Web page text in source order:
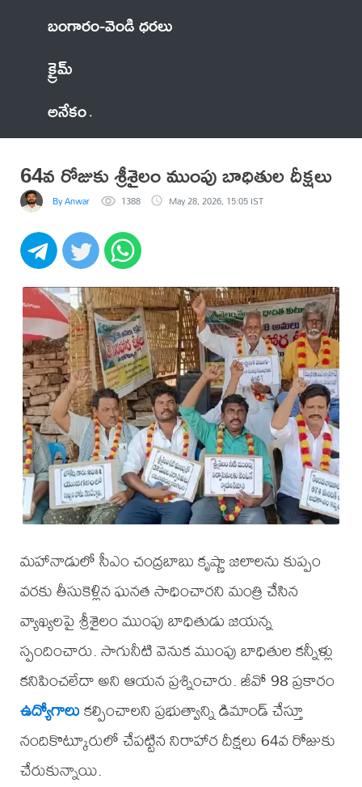
బంగారం-వెండి ధరలు
క్రైమ్
అనేకం
64వ రోజుకు శ్రీశైలం ముంపు బాధితుల దీక్షలు
By Anwar 1388 May 28, 2026, 15:05 IST
మహానాడులో సీఎం చంద్రబాబు కృష్ణా జలాలను కుప్పం
వరకు తీసుకెళ్లిన ఘనత సాధించారని మంత్రి చేసిన
వ్యాఖ్యలపై శ్రీశైలం ముంపు బాధితుడు జయన్న
స్పందించారు. సాగునీటి వెనుక ముంపు బాధితుల కన్నీళ్లు
కనిపించలేదా అని ఆయన ప్రశ్నించారు. జీవో 98 ప్రకారం
ఉద్యోగాలుకల్పించాలని ప్రభుత్వాన్ని డిమాండ్ చేస్తూ
నందికొట్కూరులో చేపట్టిన నిరాహార దీక్షలు 64వ రోజుకు
చేరుకున్నాయి.